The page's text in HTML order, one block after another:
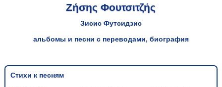
Ζήσης Φουτσιτζής
Зисис Футсидзис
альбомы и песни с переводами, биография
Стихи к песням